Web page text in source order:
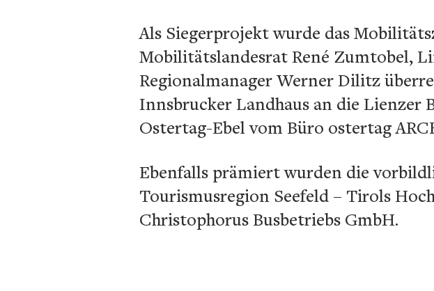
Als Siegerprojekt wurde das
Mobilitätslandesrat René Zumtobel,
Regionalmanager Werner Dilitz
Innsbrucker Landhaus an die Lienzer
Ostertag-Ebel vom Büro ostertag
Ebenfalls prämiert wurden die
Tourismusregion Seefeld – Tirols
Christophorus Busbetriebs GmbH.